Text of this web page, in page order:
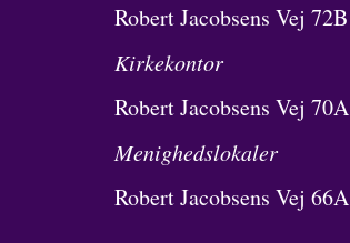
Robert Jacobsens Vej 72B
Kirkekontor
Robert Jacobsens Vej 70A
Menighedslokaler
Robert Jacobsens Vej 66A